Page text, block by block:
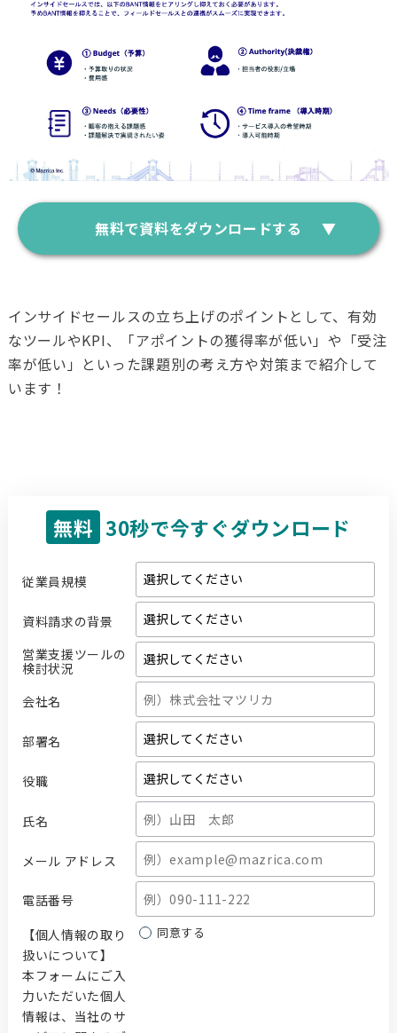
無料で資料をダウンロードする
インサイドセールスの立ち上げのポイントとして、有効
なツールやKPI、「アポイントの獲得率が低い」や「受注
率が低い」といった課題別の考え方や対策まで紹介して
います！
無料 30秒で今すぐダウンロード
従業員規模
資料請求の背景
営業支援ツールの
検討状況
会社名
部署名
役職
氏名
メール アドレス
電話番号
【個人情報の取り
扱いについて】
本フォームにご入
力いただいた個人
情報は、当社のサ
同意する